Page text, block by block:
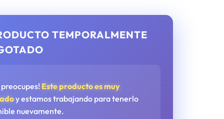
TEMPORALMENTE
preocupes! Este producto es muy
y estamos trabajando para tenerlo
nuevamente.